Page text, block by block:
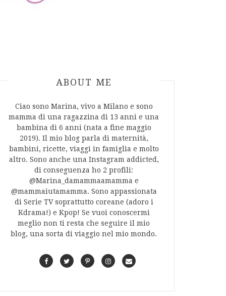
ABOUT AUTHOR
ABOUT ME
Ciao sono Marina, vivo a Milano e sono
mamma di una ragazzina di 13 anni e una
bambina di 6 anni (nata a fine maggio
2019). Il mio blog parla di maternità,
bambini, ricette, viaggi in famiglia e molto
altro. Sono anche una Instagram addicted,
di conseguenza ho 2 profili:
@Marina_damammaamamma e
@mammaiutamamma. Sono appassionata
di Serie TV soprattutto coreane (adoro i
Kdrama!) e Kpop! Se vuoi conoscermi
meglio non ti resta che seguire il mio
blog, una sorta di viaggio nel mio mondo.
F
T
P
I
C